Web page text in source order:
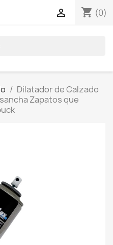
shopping_cart (0)

Dilatador de Calzado
Zapatos que